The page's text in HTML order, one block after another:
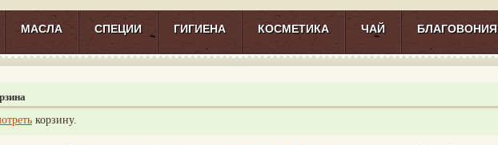
МАСЛА СПЕЦИИ ГИГИЕНА КОСМЕТИКА ЧАЙ БЛАГОВОНИЯ
корзину.